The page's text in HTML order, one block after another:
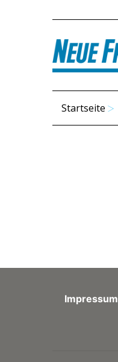
Startseite
Impressum